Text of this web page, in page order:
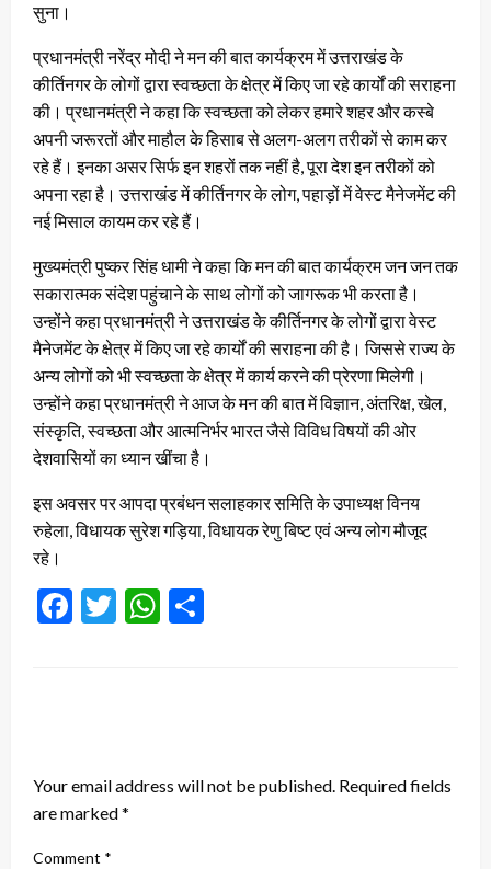
सुना।
प्रधानमंत्री नरेंद्र मोदी ने मन की बात कार्यक्रम में उत्तराखंड के
कीर्तिनगर के लोगों द्वारा स्वच्छता के क्षेत्र में किए जा रहे कार्यों की सराहना
की। प्रधानमंत्री ने कहा कि स्वच्छता को लेकर हमारे शहर और कस्बे
अपनी जरूरतों और माहौल के हिसाब से अलग-अलग तरीकों से काम कर
रहे हैं। इनका असर सिर्फ इन शहरों तक नहीं है, पूरा देश इन तरीकों को
अपना रहा है। उत्तराखंड में कीर्तिनगर के लोग, पहाड़ों में वेस्ट मैनेजमेंट की
नई मिसाल कायम कर रहे हैं।
मुख्यमंत्री पुष्कर सिंह धामी ने कहा कि मन की बात कार्यक्रम जन जन तक
सकारात्मक संदेश पहुंचाने के साथ लोगों को जागरूक भी करता है।
उन्होंने कहा प्रधानमंत्री ने उत्तराखंड के कीर्तिनगर के लोगों द्वारा वेस्ट
मैनेजमेंट के क्षेत्र में किए जा रहे कार्यों की सराहना की है। जिससे राज्य के
अन्य लोगों को भी स्वच्छता के क्षेत्र में कार्य करने की प्रेरणा मिलेगी।
उन्होंने कहा प्रधानमंत्री ने आज के मन की बात में विज्ञान, अंतरिक्ष, खेल,
संस्कृति, स्वच्छता और आत्मनिर्भर भारत जैसे विविध विषयों की ओर
देशवासियों का ध्यान खींचा है।
इस अवसर पर आपदा प्रबंधन सलाहकार समिति के उपाध्यक्ष विनय
रुहेला, विधायक सुरेश गड़िया, विधायक रेणु बिष्ट एवं अन्य लोग मौजूद
रहे।
Facebook
TwitterWhatsApp
Your email address will not be published. Required fields
are marked*
Comment *